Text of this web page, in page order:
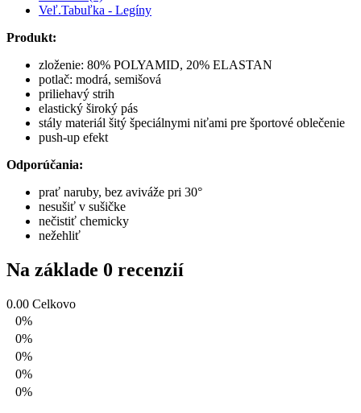
Veľ.Tabuľka - Legíny
Produkt:
zloženie: 80% POLYAMID, 20% ELASTAN
potlač: modrá, semišová
priliehavý strih
elastický široký pás
stály materiál šitý špeciálnymi niťami pre športové oblečenie
push-up efekt
Odporúčania:
prať naruby, bez aviváže pri 30°
nesušiť v sušičke
nečistiť chemicky
nežehliť
Na základe 0 recenzií
0.00 Celkovo
0%
0%
0%
0%
0%